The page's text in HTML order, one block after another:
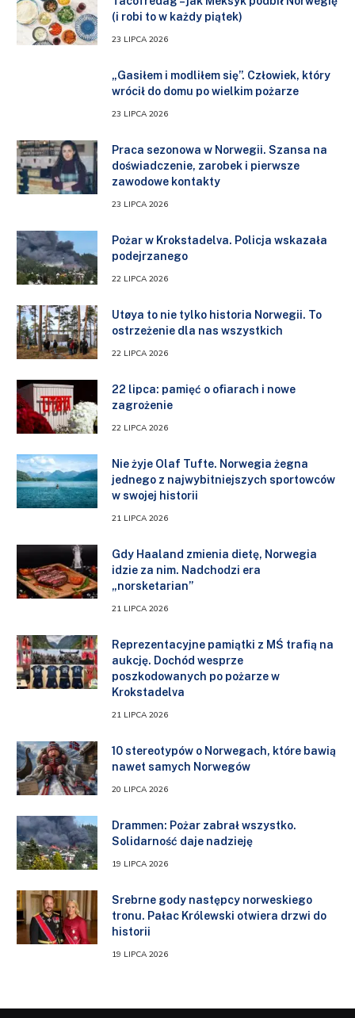
(i robi to w każdy piątek)
23 LIPCA 2026
„Gasiłem i modliłem się”. Człowiek, który
wrócił do domu po wielkim pożarze
23 LIPCA 2026
Praca sezonowa w Norwegii. Szansa na
doświadczenie, zarobek i pierwsze
zawodowe kontakty
23 LIPCA 2026
Pożar w Krokstadelva. Policja wskazała
podejrzanego
22 LIPCA 2026
Utøya to nie tylko historia Norwegii. To
ostrzeżenie dla nas wszystkich
22 LIPCA 2026
22 lipca: pamięć o ofiarach i nowe
zagrożenie
22 LIPCA 2026
Nie żyje Olaf Tufte. Norwegia żegna
jednego z najwybitniejszych sportowców
w swojej historii
21 LIPCA 2026
Gdy Haaland zmienia dietę, Norwegia
idzie za nim. Nadchodzi era
„norsketarian”
21 LIPCA 2026
Reprezentacyjne pamiątki z MŚ trafią na
aukcję. Dochód wesprze
poszkodowanych po pożarze w
Krokstadelva
21 LIPCA 2026
10 stereotypów o Norwegach, które bawią
nawet samych Norwegów
20 LIPCA 2026
Drammen: Pożar zabrał wszystko.
Solidarność daje nadzieję
19 LIPCA 2026
Srebrne gody następcy norweskiego
tronu. Pałac Królewski otwiera drzwi do
historii
19 LIPCA 2026